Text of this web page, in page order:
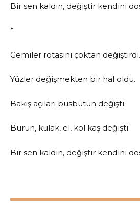
Bir sen kaldın, değiştir kendini
*
Gemiler rotasını çoktan değiştirdi.
Yüzler değişmekten bir hal oldu.
Bakış açıları büsbütün değişti.
Burun, kulak, el, kol kaş değişti.
Bir sen kaldın, değiştir kendini